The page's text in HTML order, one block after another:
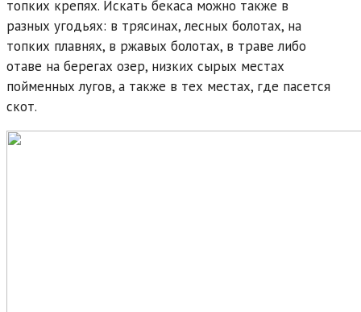
топких крепях. Искать бекаса можно также в
разных угодьях: в трясинах, лесных болотах, на
топких плавнях, в ржавых болотах, в траве либо
отаве на берегах озер, низких сырых местах
пойменных лугов, а также в тех местах, где пасется
скот.